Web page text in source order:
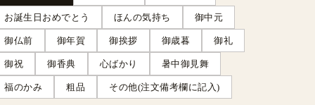
お誕生日おめでとう ほんの気持ち 御中元
御仏前 御年賀 御挨拶 御歳暮 御礼
御祝 御香典 心ばかり 暑中御見舞
福のかみ 粗品 その他(注文備考欄に記入)